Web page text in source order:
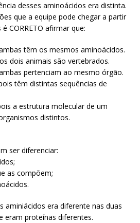
desses aminoácidos era distinta.
que a equipe pode chegar a partir
CORRETO afirmar que:
têm os mesmos aminoácidos.
dois animais são vertebrados.
pertenciam ao mesmo órgão.
têm distintas sequências de
a estrutura molecular de um
distintos.
ser diferenciar:
as compõem;
aminiácidos era diferente nas duas
eram proteínas diferentes.